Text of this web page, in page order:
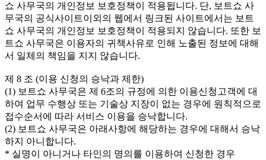
쇼 사무국의 개인정보 보호정책이 적용됩니다. 단, 보트쇼 사
무국의 공식사이트이외의 웹에서 링크된 사이트에서는 보트
쇼 사무국의 개인정보 보호정책이 적용되지 않습니다. 또한 보
트쇼 사무국은 이용자의 귀책사유로 인해 노출된 정보에 대해
서 일체의 책임을 지지 않습니다.
제 8 조 (이용 신청의 승낙과 제한)
(1) 보트쇼 사무국은 제 6조의 규정에 의한 이용신청고객에 대
하여 업무 수행상 또는 기술상 지장이 없는 경우에 원칙적으로
접수순서에 따라 서비스 이용을 승낙합니다.
(2) 보트쇼 사무국은 아래사항에 해당하는 경우에 대해서 승낙
하지 아니합니다.
* 실명이 아니거나 타인의 명의를 이용하여 신청한 경우